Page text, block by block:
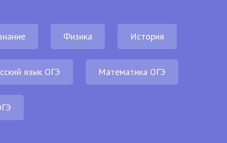
Физика История
язык ОГЭ Математика ОГЭ